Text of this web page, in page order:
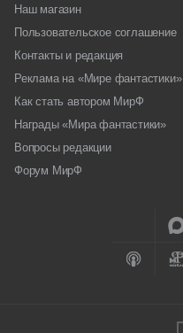
Наш магазин
Пользовательское соглашение
Контакты и редакция
Реклама на «Мире фантастики»
Как стать автором МирФ
Награды «Мира фантастики»
Вопросы редакции
Форум МирФ